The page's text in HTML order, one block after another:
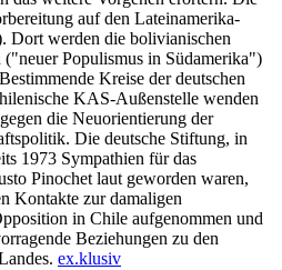
auf den Lateinamerika-
Dort werden die bolivianischen
("neuer Populismus in Südamerika")
Kreise der deutschen
KAS-Außenstelle wenden
die Neuorientierung der
Die deutsche Stiftung, in
1973 Sympathien für das
Pinochet laut geworden waren,
Kontakte zur damaligen
in Chile aufgenommen und
Beziehungen zu den
ex.klusiv